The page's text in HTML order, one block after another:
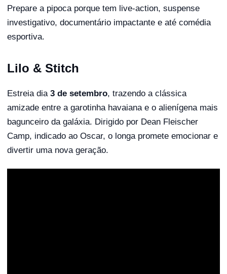
Prepare a pipoca porque tem live-action, suspense
investigativo, documentário impactante e até comédia
esportiva.
Lilo & Stitch
Estreia dia 3 de setembro, trazendo a clássica
amizade entre a garotinha havaiana e o alienígena mais
bagunceiro da galáxia. Dirigido por Dean Fleischer
Camp, indicado ao Oscar, o longa promete emocionar e
divertir uma nova geração.